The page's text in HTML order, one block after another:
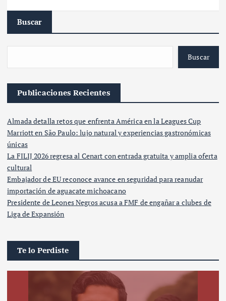
Buscar
Buscar
Publicaciones Recientes
Almada detalla retos que enfrenta América en la Leagues Cup
Marriott en São Paulo: lujo natural y experiencias gastronómicas
únicas
La FILIJ 2026 regresa al Cenart con entrada gratuita y amplia oferta
cultural
Embajador de EU reconoce avance en seguridad para reanudar
importación de aguacate michoacano
Presidente de Leones Negros acusa a FMF de engañar a clubes de
Liga de Expansión
Te lo Perdiste